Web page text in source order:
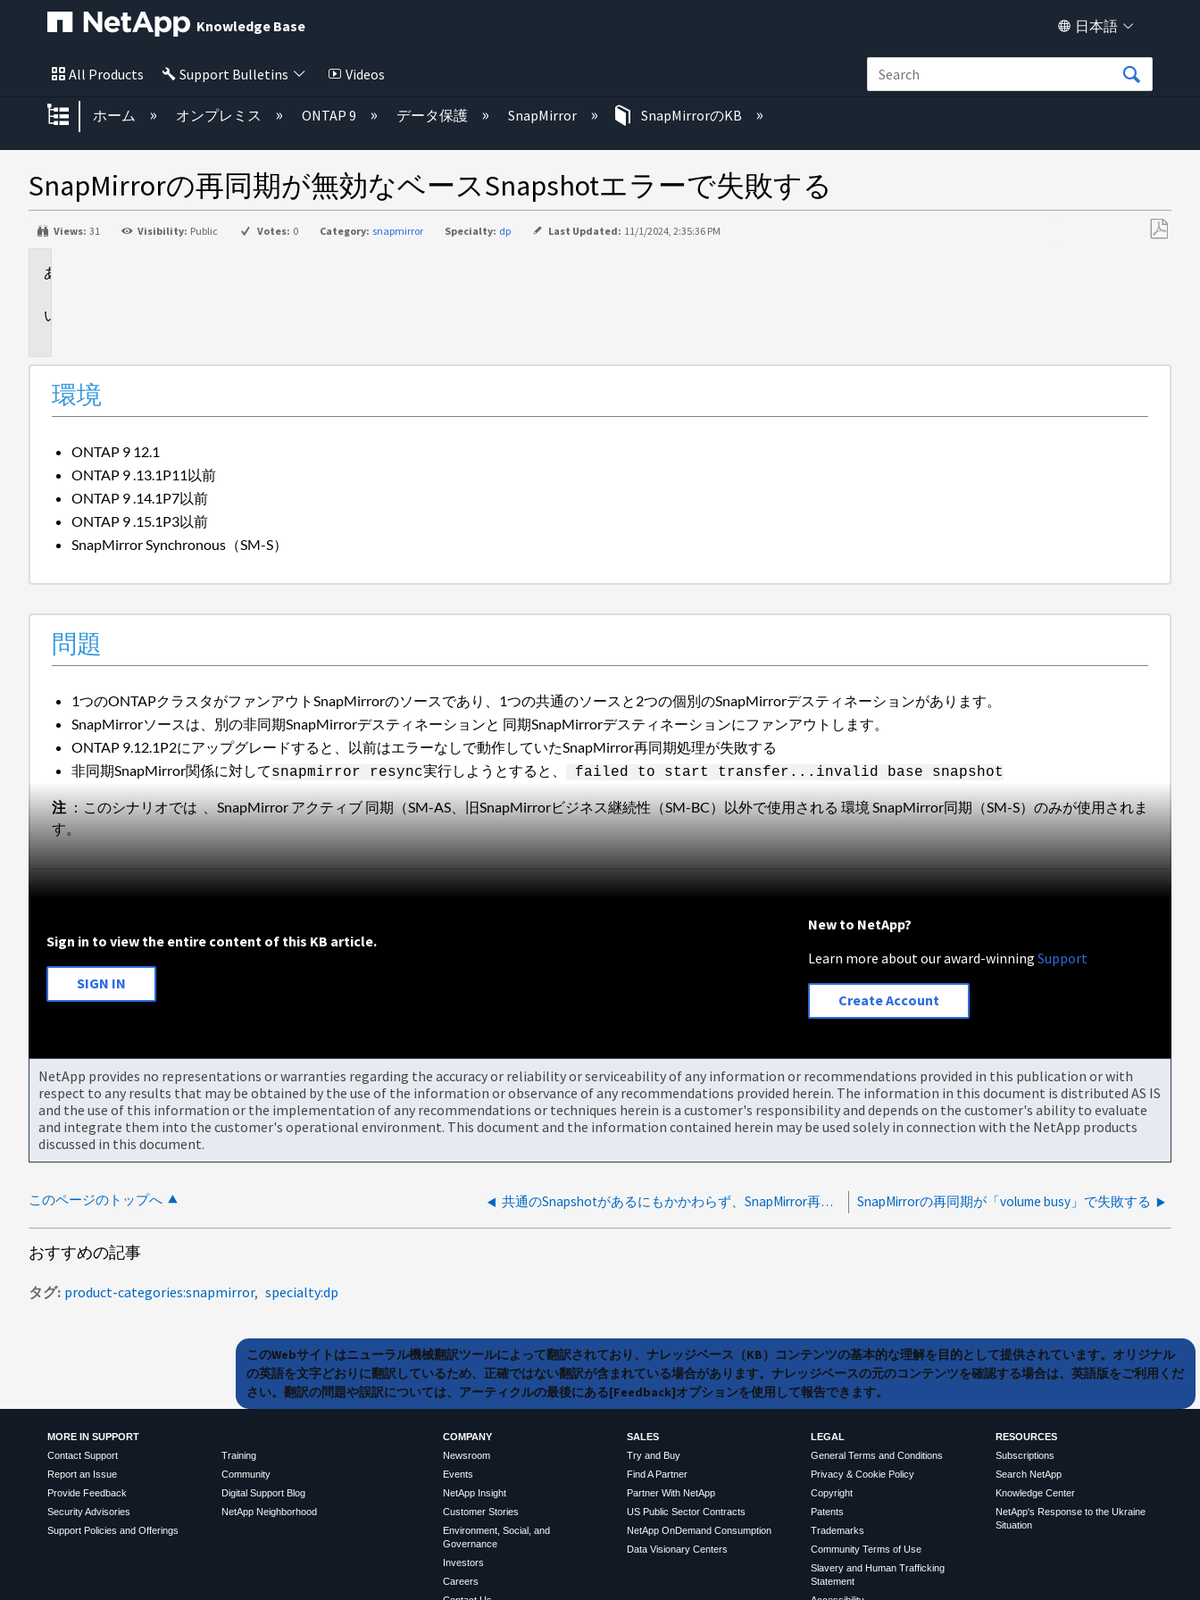
Knowledge Base 日本語
All Products Support Bulletins Videos
グローバル階層を展開/折りたたむ
ホーム オンプレミス ONTAP 9 データ保護 SnapMirror SnapMirrorのKB
SnapMirrorの再同期が無効なベースSnapshotエラーで失敗する
Views: 31 Visibility: Public Votes: 0 Category: snapmirror Specialty: dp Last Updated: 11/1/2024, 2:35:36 PM
環境
ONTAP 9 12.1
ONTAP 9 .13.1P11以前
ONTAP 9 .14.1P7以前
ONTAP 9 .15.1P3以前
SnapMirror Synchronous（SM-S）
問題
1つのONTAPクラスタがファンアウトSnapMirrorのソースであり、1つの共通のソースと2つの個別のSnapMirrorデスティネーションがあります。
SnapMirrorソースは、別の非同期SnapMirrorデスティネーションと 同期SnapMirrorデスティネーションにファンアウトします。
ONTAP 9.12.1P2にアップグレードすると、以前はエラーなしで動作していたSnapMirror再同期処理が失敗する
非同期SnapMirror関係に対してsnapmirror resync実行しようとすると、 failed to start transfer...invalid base snapshot
注 ：このシナリオでは 、SnapMirror アクティブ 同期（SM-AS、旧SnapMirrorビジネス継続性（SM-BC）以外で使用される 環境 SnapMirror同期（SM-S）のみが使用されま
す。
Sign in to view the entire content of this KB article.
SIGN IN
New to NetApp?
Learn more about our award-winningSupport
Create Account
NetApp provides no representations or warranties regarding the accuracy or reliability or serviceability of any information or recommendations provided in this publication or with
respect to any results that may be obtained by the use of the information or observance of any recommendations provided herein. The information in this document is distributed AS IS
and the use of this information or the implementation of any recommendations or techniques herein is a customer's responsibility and depends on the customer's ability to evaluate
and integrate them into the customer's operational environment. This document and the information contained herein may be used solely in connection with the NetApp products
discussed in this document.
このページのトップへ 共通のSnapshotがあるにもかかわらず、SnapMirror再同期が失敗して次のエラーが表示されます。No common snapshot copy found between source and destination volume. SnapMirrorの再同期が「volume busy」で失敗する
おすすめの記事
タグ product-categories:snapmirror specialty:dp
このWebサイトはニューラル機械翻訳ツールによって翻訳されており、ナレッジベース（KB）コンテンツの基本的な理解を目的として提供されています。オリジナル
の英語を文字どおりに翻訳しているため、正確ではない翻訳が含まれている場合があります。ナレッジベースの元のコンテンツを確認する場合は、英語版をご利用くだ
さい。翻訳の問題や誤訳については、アーティクルの最後にある[Feedback]オプションを使用して報告できます。
MORE IN SUPPORT
Contact Support
Report an Issue
Provide Feedback
Security Advisories
Support Policies and Offerings
Training
Community
Digital Support Blog
NetApp Neighborhood
COMPANY
Newsroom
Events
NetApp Insight
Customer Stories
Environment, Social, and
Governance
Investors
Careers
SALES
Try and Buy
Find A Partner
Partner With NetApp
US Public Sector Contracts
NetApp OnDemand Consumption
Data Visionary Centers
LEGAL
General Terms and Conditions
Privacy & Cookie Policy
Copyright
Patents
Trademarks
Community Terms of Use
Slavery and Human Trafficking
Statement
RESOURCES
Subscriptions
Search NetApp
Knowledge Center
NetApp's Response to the Ukraine
Situation